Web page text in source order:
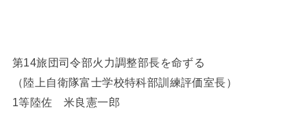
第14旅団司令部火力調整部長を命ずる
（陸上自衛隊富士学校特科部訓練評価室長）
1等陸佐 米良憲一郎